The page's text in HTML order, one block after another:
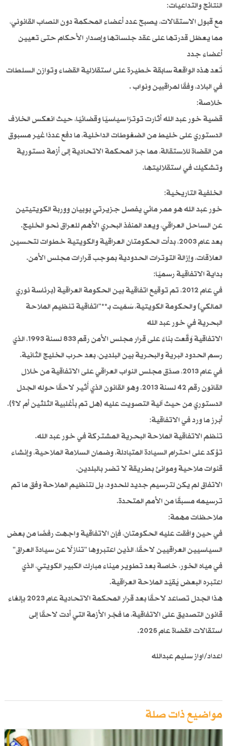
النتائج والتداعيات:
مع قبول الاستقالات، يصبح عدد أعضاء المحكمة دون النصاب القانوني،
مما يعطّل قدرتها على عقد جلساتها وإصدار الأحكام حتى تعيين
أعضاء جدد
تُعد هذه الواقعة سابقة خطيرة على استقلالية القضاء وتوازن السلطات
في البلاد، وفقًا لمراقبين ونواب .
خلاصة:
قضية خور عبد الله أثارت توترًا سياسيًا وقضائيًا، حيث انعكس الخلاف
الدستوري على خليط من الضغوطات الداخلية، ما دفع عددًا غير مسبوق
من القضاة للاستقالة، مما جرّ المحكمة الاتحادية إلى أزمة دستورية
وتشكيك في استقلاليتها.
الخلفية التاريخية:
خور عبد الله هو ممر مائي يفصل جزيرتي بوبيان ووربة الكويتيتين
عن الساحل العراقي، ويعد المنفذ البحري الأهم للعراق نحو الخليج.
بعد عام 2003، بدأت الحكومتان العراقية والكويتية خطوات لتحسين
العلاقات، وإزالة التوترات الحدودية بموجب قرارات مجلس الأمن.
بداية الاتفاقية رسميًا:
في عام 2012، تم توقيع اتفاقية بين الحكومة العراقية (برئاسة نوري
المالكي) والحكومة الكويتية، سُمّيت بـ**"اتفاقية تنظيم الملاحة
البحرية في خور عبد الله
الاتفاقية وُقّعت بناءً على قرار مجلس الأمن رقم 833 لسنة 1993، الذي
رسم الحدود البرية والبحرية بين البلدين، بعد حرب الخليج الثانية.
في عام 2013، صدّق مجلس النواب العراقي على الاتفاقية من خلال
القانون رقم 42 لسنة 2013، وهو القانون الذي أُثير لاحقًا حوله الجدل
الدستوري من حيث آلية التصويت عليه (هل تم بأغلبية الثلثين أم لا؟).
أبرز ما ورد في الاتفاقية:
تنظم الاتفاقية الملاحة البحرية المشتركة في خور عبد الله.
تؤكد على احترام السيادة المتبادلة، وضمان السلامة الملاحية، وإنشاء
قنوات ملاحية وموانئ بطريقة لا تضر بالبلدين.
الاتفاق لم يكن لترسيم جديد للحدود، بل لتنظيم الملاحة وفق ما تم
ترسيمه مسبقًا من الأمم المتحدة.
ملاحظات مهمة:
في حين وافقت عليه الحكومتان، فإن الاتفاقية واجهت رفضًا من بعض
السياسيين العراقيين لاحقًا، الذين اعتبروها "تنازلًا عن سيادة العراق"
في مياه الخور، خاصة بعد تطوير ميناء مبارك الكبير الكويتي، الذي
اعتبره البعض يُقيّد الملاحة العراقية.
هذا الجدل تصاعد لاحقًا بعد قرار المحكمة الاتحادية عام 2023 بإلغاء
قانون التصديق على الاتفاقية، ما فجّر الأزمة التي أدت لاحقًا إلى
استقالات القضاة عام 2025.
اعداد/اواز سليم عبدالله
مواضيع ذات صلة